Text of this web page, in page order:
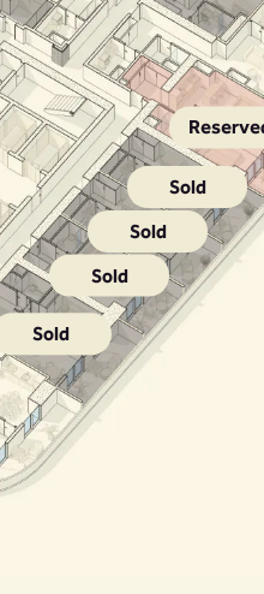
Sold
Sold
Sold
Sold